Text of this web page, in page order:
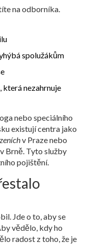
na odborníka.
spolužákům
která nezahrnuje
nebo speciálního
existují centra jako
v Praze nebo
v Brně. Tyto služby
pojištění.
Jde o to, aby se
vědělo, kdy ho
radost z toho, že je